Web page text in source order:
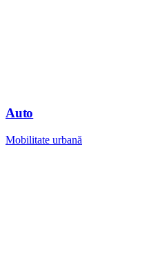
Auto
Mobilitate urbană